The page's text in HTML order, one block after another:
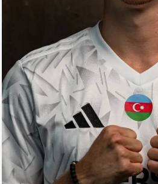
Yazarlar
Tribuna
Eksklüziv
Reytinq
Döyüş
Taekvondo
Boks
Kikboks